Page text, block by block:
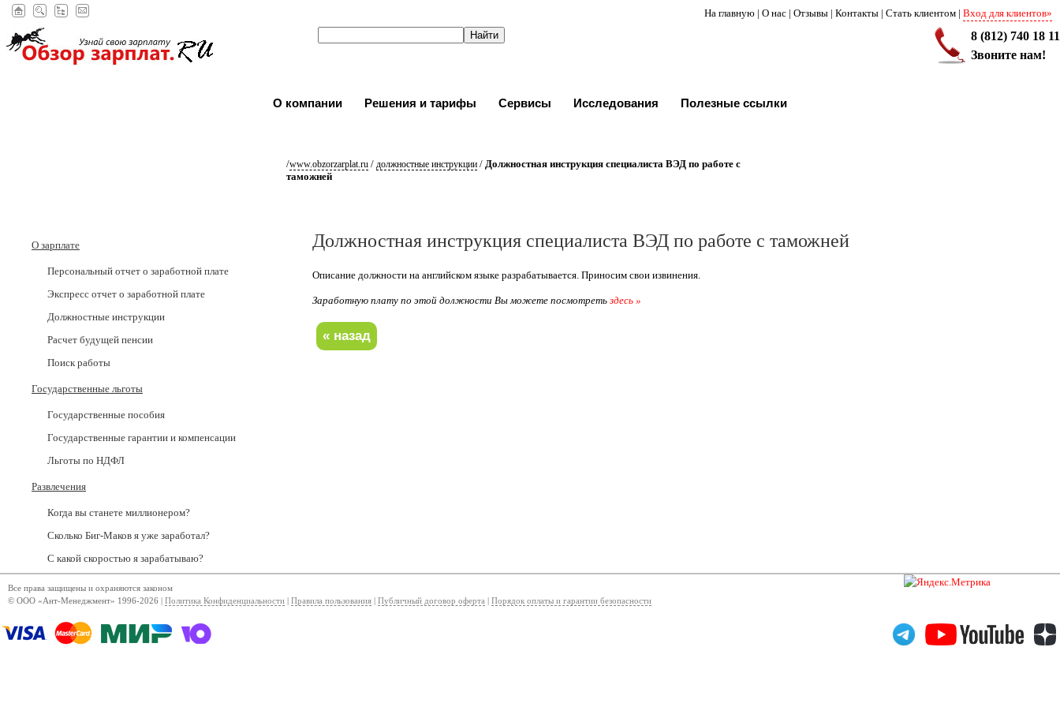
На главную | О нас | Отзывы | Контакты | Стать клиентом | Вход для клиентов»
8 (812) 740 18 11
Звоните нам!
О компании Решения и тарифы Сервисы Исследования Полезные ссылки
/www.obzorzarplat.ru/ должностные инструкции/ Должностная инструкция специалиста ВЭД по работе с
таможней
О зарплате
Персональный отчет о заработной плате
Экспресс отчет о заработной плате
Должностные инструкции
Расчет будущей пенсии
Поиск работы
Государственные льготы
Государственные пособия
Государственные гарантии и компенсации
Льготы по НДФЛ
Развлечения
Когда вы станете миллионером?
Сколько Биг-Маков я уже заработал?
С какой скоростью я зарабатываю?
Должностная инструкция специалиста ВЭД по работе с таможней
Описание должности на английском языке разрабатывается. Приносим свои извинения.
Заработную плату по этой должности Вы можете посмотретьздесь »
Все права защищены и охраняются законом
© ООО «Ант-Менеджмент» 1996-2026 | Политика Конфиденциальности Правила пользования Публичный договор оферта Порядок оплаты и гарантии безопасности